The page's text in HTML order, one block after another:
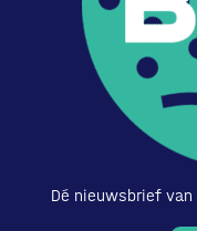
Dé nieuwsbrief